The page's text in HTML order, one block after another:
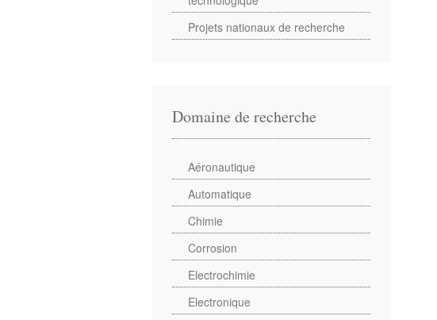
Projets nationaux de recherche
Domaine de recherche
Aéronautique
Automatique
Chimie
Corrosion
Electrochimie
Electronique